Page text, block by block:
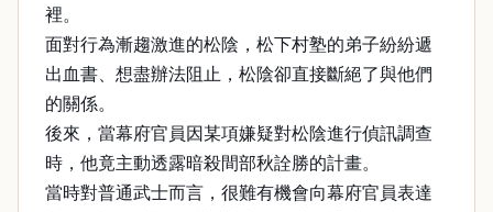
裡。
面對行為漸趨激進的松陰，松下村塾的弟子紛紛遞
出血書、想盡辦法阻止，松陰卻直接斷絕了與他們
的關係。
後來，當幕府官員因某項嫌疑對松陰進行偵訊調查
時，他竟主動透露暗殺間部秋詮勝的計畫。
當時對普通武士而言，很難有機會向幕府官員表達